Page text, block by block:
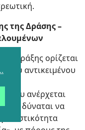
της Δράσης –
πράξης ορίζεται
αντικειμένου
ανέρχεται
δύναται να